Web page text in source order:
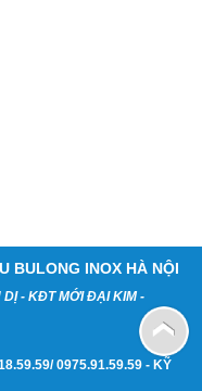
BULONG INOX HÀ NỘI
- KĐT MỚI ĐẠI KIM -
0975.91.59.59 - KỸ